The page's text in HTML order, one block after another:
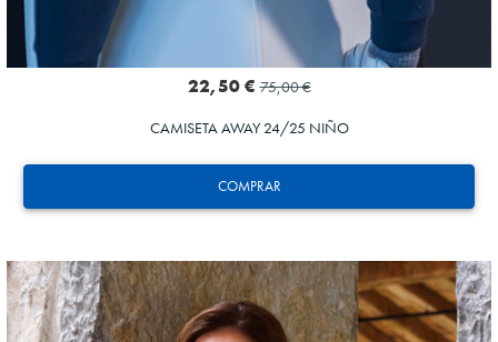
COMPRAR
22,50 € 75,00 €
CAMISETA AWAY 24/25 NIÑO